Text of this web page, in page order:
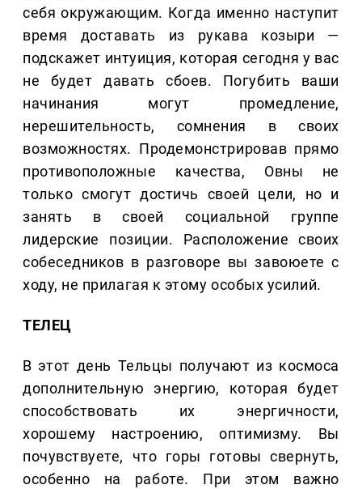
себя окружающим. Когда именно наступит
время доставать из рукава козыри —
подскажет интуиция, которая сегодня у вас
не будет давать сбоев. Погубить ваши
начинания могут промедление,
нерешительность, сомнения в своих
возможностях. Продемонстрировав прямо
противоположные качества, Овны не
только смогут достичь своей цели, но и
занять в своей социальной группе
лидерские позиции. Расположение своих
собеседников в разговоре вы завоюете с
ходу, не прилагая к этому особых усилий.
ТЕЛЕЦ
В этот день Тельцы получают из космоса
дополнительную энергию, которая будет
способствовать их энергичности,
хорошему настроению, оптимизму. Вы
почувствуете, что горы готовы свернуть,
особенно на работе. При этом важно